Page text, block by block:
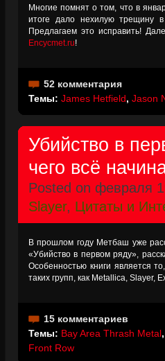
Многие помнят о том, что в
итоге дало нехилую трещину
Предлагаем это исправить!
Encycmet.ru!
52 комментария
Темы: James Hetfield, Jason
Убийство в
чего всё
Posted on февраля
Slayer, Цитаты и
В прошлом году Метбаш уже
«Убийство в первом ряду»,
Особенностью книги является
таких групп, как Metallica, Slayer,
15 комментариев
Темы: Bay Area Thrash Metal,
Front Row